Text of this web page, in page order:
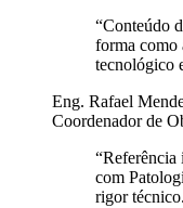
“Conteúdo
forma como
tecnológico
Eng. Rafael
Coordenador de
“Referência
com
rigor técnico.